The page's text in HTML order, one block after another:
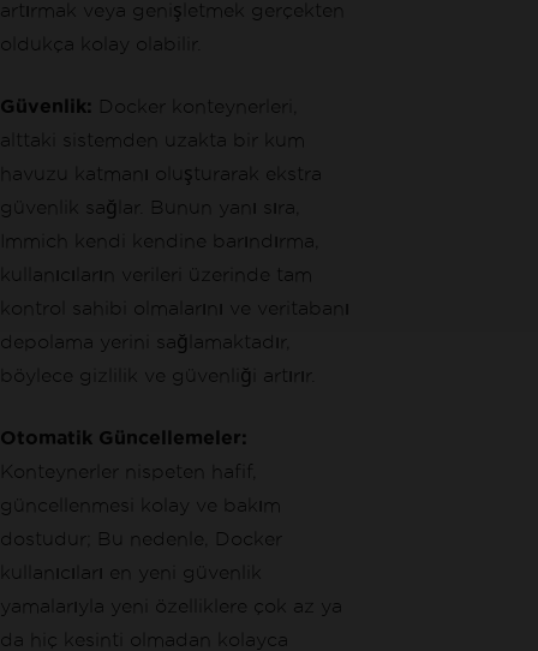
artırmak veya genişletmek gerçekten
oldukça kolay olabilir.
Güvenlik: Docker konteynerleri,
alttaki sistemden uzakta bir kum
havuzu katmanı oluşturarak ekstra
güvenlik sağlar. Bunun yanı sıra,
Immich kendi kendine barındırma,
kullanıcıların verileri üzerinde tam
kontrol sahibi olmalarını ve veritabanı
depolama yerini sağlamaktadır,
böylece gizlilik ve güvenliği artırır.
Otomatik Güncellemeler:
Konteynerler nispeten hafif,
güncellenmesi kolay ve bakım
dostudur; Bu nedenle, Docker
kullanıcıları en yeni güvenlik
yamalarıyla yeni özelliklere çok az ya
da hiç kesinti olmadan kolayca